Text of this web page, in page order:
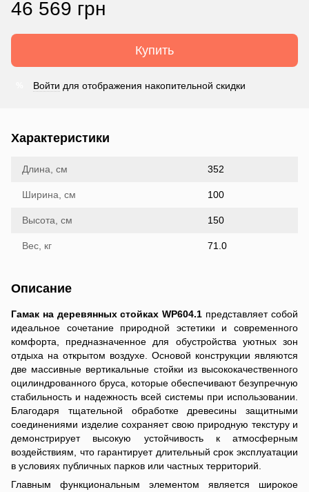
46 569 грн
Купить
Войти для отображения накопительной скидки
Характеристики
Длина, см 352
Ширина, см 100
Высота, см 150
Вес, кг 71.0
Описание
Гамак на деревянных стойках WP604.1 представляет собой
идеальное сочетание природной эстетики и современного
комфорта, предназначенное для обустройства уютных зон
отдыха на открытом воздухе. Основой конструкции являются
две массивные вертикальные стойки из высококачественного
оцилиндрованного бруса, которые обеспечивают безупречную
стабильность и надежность всей системы при использовании.
Благодаря тщательной обработке древесины защитными
соединениями изделие сохраняет свою природную текстуру и
демонстрирует высокую устойчивость к атмосферным
воздействиям, что гарантирует длительный срок эксплуатации
в условиях публичных парков или частных территорий.
Главным функциональным элементом является широкое